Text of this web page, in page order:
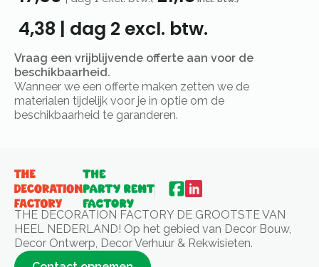
4,38 | dag 2 excl. btw.
Vraag een vrijblijvende offerte aan voor de
beschikbaarheid.
Wanneer we een offerte maken zetten we de
materialen tijdelijk voor je in optie om de
beschikbaarheid te garanderen.
THE DECORATION FACTORY DE GROOTSTE VAN
HEEL NEDERLAND! Op het gebied van Decor Bouw,
Decor Ontwerp, Decor Verhuur & Rekwisieten.